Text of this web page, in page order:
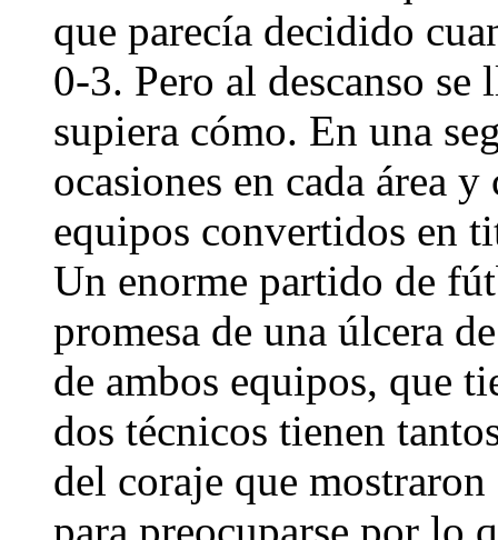
que parecía decidido
0-3. Pero al descanso
supiera cómo. En una
ocasiones en cada área
equipos convertidos en
Un enorme partido de
promesa de una úlcera
de ambos equipos, que
dos técnicos tienen
del coraje que
para preocuparse por lo